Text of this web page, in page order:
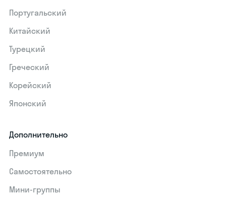
Португальский
Китайский
Турецкий
Греческий
Корейский
Японский
Дополнительно
Премиум
Самостоятельно
Мини-группы